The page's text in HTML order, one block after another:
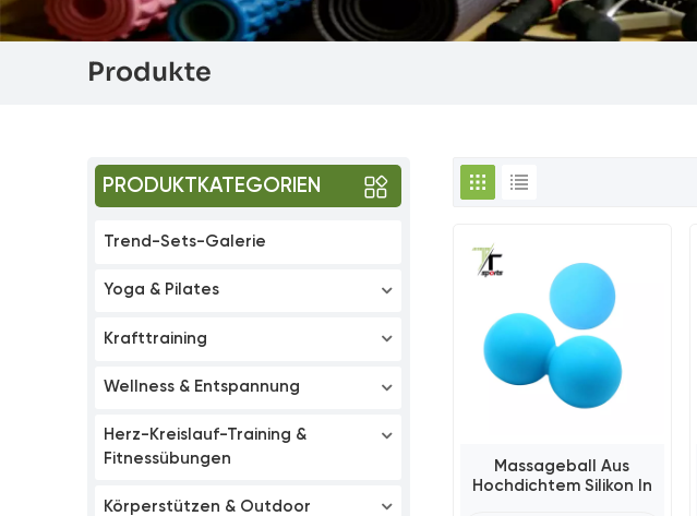
Produkte
PRODUKTKATEGORIEN
Trend-Sets-Galerie
Yoga & Pilates
Krafttraining
Wellness & Entspannung
Herz-Kreislauf-Training &
Fitnessübungen
Körperstützen & Outdoor
Massageball Aus
Hochdichtem Silikon In